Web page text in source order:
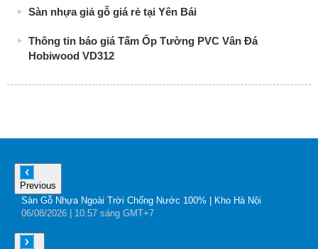
Sàn nhựa giả gỗ giá rẻ tại Yên Bái
Thông tin báo giá Tấm Ốp Tường PVC Vân Đá
Hobiwood VD312
Previous
Sàn Gỗ Nhựa Ngoài Trời Chống Nước 100% | Kho Hà Nội
06/08/2026 | 10:57 sáng GMT+7